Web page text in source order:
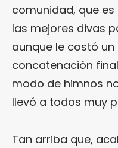
comunidad, que
las mejores divas
aunque le costó
concatenación
modo de himnos
llevó a todos muy
Tan arriba que,